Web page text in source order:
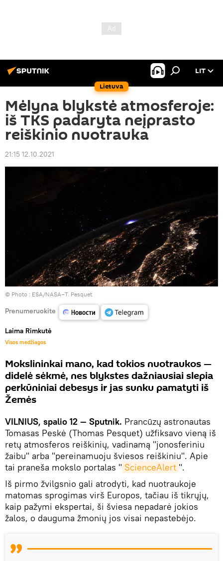
Lietuva
LIT
Mėlyna blykstė atmosferoje:
iš TKS padaryta neįprasto
reiškinio nuotrauka
21:15 12.10.2021
© Photo : ESA/NASA–T. Pesquet
Prenumeruokite
Laima Rimkutė
Visos medžiagos
Mokslininkai mano, kad tokios nuotraukos —
didelė sėkmė, nes blykstes dažniausiai slepia
perkūniniai debesys ir jas sunku pamatyti iš
Žemės
VILNIUS, spalio 12 — Sputnik. Prancūzų astronautas
Tomasas Peskė (Thomas Pesquet) užfiksavo vieną iš
retų atmosferos reiškinių, vadinamą "jonosferiniu
žaibu" arba "pereinamuoju šviesos reiškiniu". Apie
tai praneša mokslo portalas " ScienceAlert ".
Iš pirmo žvilgsnio gali atrodyti, kad nuotraukoje
matomas sprogimas virš Europos, tačiau iš tikrųjų,
kaip pažymi ekspertai, ši šviesa nepadarė jokios
žalos, o dauguma žmonių jos visai nepastebėjo.